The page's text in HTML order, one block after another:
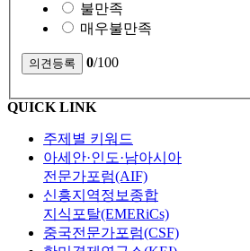
불만족
매우불만족
0/100
QUICK LINK
주제별 키워드
아세안·인도·남아시아
전문가포럼(AIF)
신흥지역정보종합
지식포탈(EMERiCs)
중국전문가포럼(CSF)